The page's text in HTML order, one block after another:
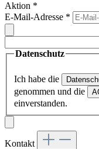
Aktion *
E-Mail-Adresse *
Datenschutz
Ich habe die
genommen und die
einverstanden.
Kontakt